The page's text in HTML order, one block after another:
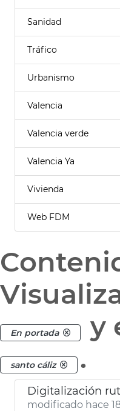
Sanidad
Tráfico
Urbanismo
Valencia
Valencia verde
Valencia Ya
Vivienda
Web FDM
En portada y
santo cáliz .
Digitalización
modificado hace